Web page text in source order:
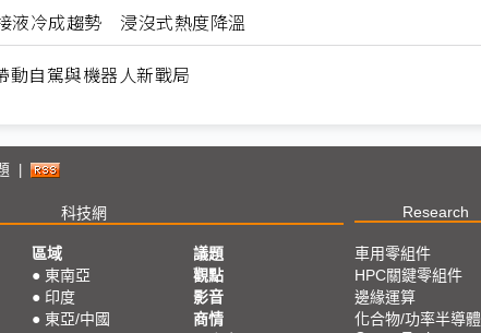
液冷成趨勢 浸沒式熱度降溫
自駕與機器人新戰局
科技網 Research
區域
● 東南亞
● 印度
● 東亞/中國
議題
觀點
影音
商情
車用零組件
HPC關鍵零組件
邊緣運算
化合物/功率半導體